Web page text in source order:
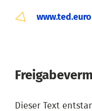
Dieser Text